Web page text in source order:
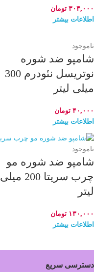
۳۰۴,۰۰۰ تومان
اطلاعات بیشتر
ناموجود
شامپو ضد شوره
نوتریسل نئودرم 300
میلی لیتر
۴۰,۰۰۰ تومان
اطلاعات بیشتر
ناموجود
شامپو ضد شوره مو
چرب سریتا 200 میلی
لیتر
۱۳۰,۰۰۰ تومان
اطلاعات بیشتر
دسترسی سریع